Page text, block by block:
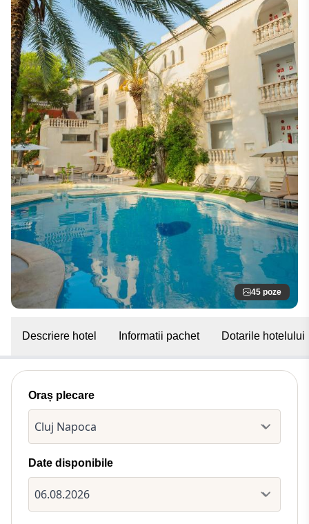
45 poze
Descriere hotel Informatii pachet Dotarile hotelului
Oraș plecare
Date disponibile